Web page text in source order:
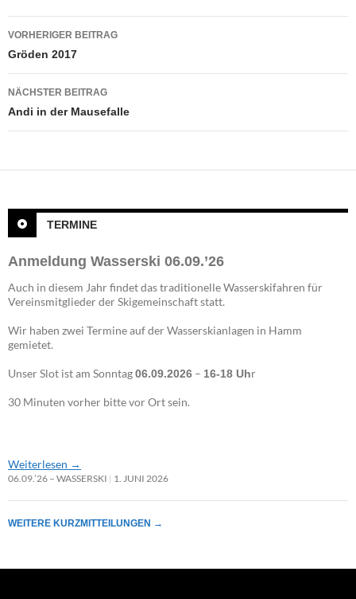
Beitragsnavigation
VORHERIGER BEITRAG
Gröden 2017
NÄCHSTER BEITRAG
Andi in der Mausefalle
TERMINE
Anmeldung Wasserski 06.09.’26
Auch in diesem Jahr findet das traditionelle Wasserskifahren für
Vereinsmitglieder der Skigemeinschaft statt.
Wir haben zwei Termine auf der Wasserskianlagen in Hamm
gemietet.
Unser Slot ist am Sonntag06.09.2026 – 16-18 Uhr
30 Minuten vorher bitte vor Ort sein.
Weiterlesen →
06.09.’26 – WASSERSKI 1. JUNI 2026
WEITERE KURZMITTEILUNGEN →